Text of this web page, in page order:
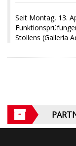
Seit Montag, 13.
Stollens (Galleria